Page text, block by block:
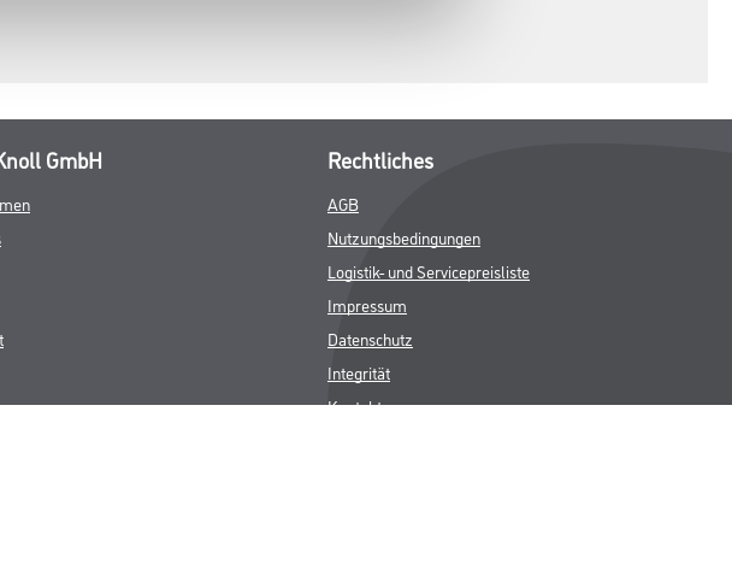
GmbH Rechtliches
AGB
Nutzungsbedingungen
Logistik- und Servicepreisliste
Impressum
Datenschutz
Integrität
Kontakt